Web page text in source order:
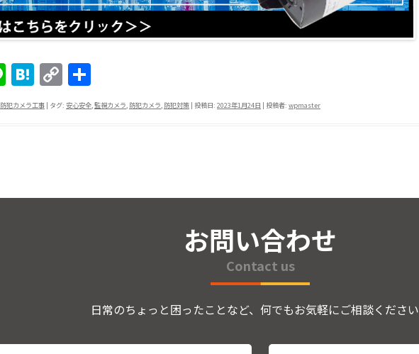
Li
n
e
H
at
e
C
o
p
有
防犯カメラ工事 | タグ: 安心安全,監視カメラ, 防犯カメラ, 防犯対策 | 投稿日: 2023年1月24日 | 投稿者: wpmaster
お問い合わせ
Contact us
日常のちょっと困ったことなど、何でもお気軽にご相談くださ